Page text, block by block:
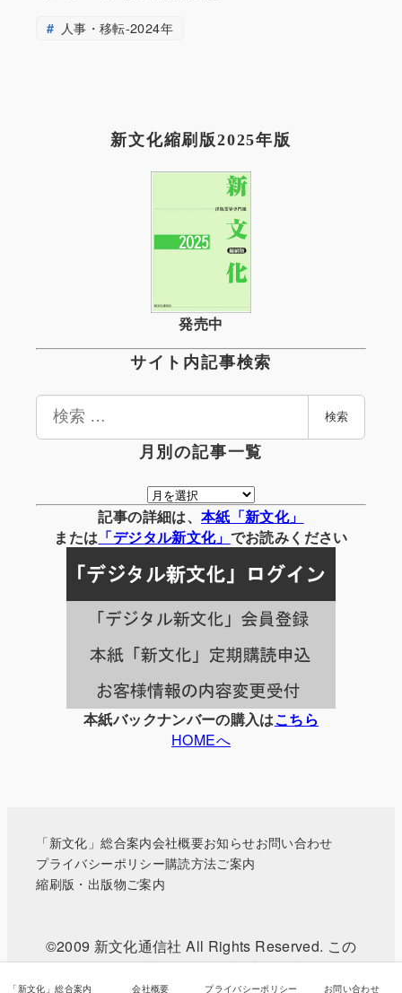
人事・移転-2024年
新文化縮刷版2025年版
発売中
サイト内記事検索
検
検索
月別の記事一覧
月
別
の
事
一
覧
記事の詳細は、 本紙「新文化」
または 「デジタル新文化」 でお読みください
本紙バックナンバーの購入はこちら
HOMEへ
「新文化」総合案内会社概要お知らせお問い合わせ
プライバシーポリシー購読方法ご案内
縮刷版・出版物ご案内
©2009 新文化通信社 All Rights Reserved. この
WEBサイトに掲載されている記事・写真などの無
「新文化」総合案内 会社概要 プライバシーポリシー お問い合わせ